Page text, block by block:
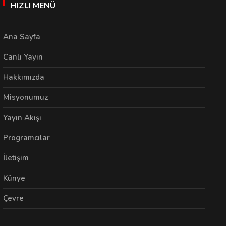
HIZLI MENÜ
Ana Sayfa
Canlı Yayın
Hakkımızda
Misyonumuz
Yayın Akışı
Programcılar
İletişim
Künye
Çevre